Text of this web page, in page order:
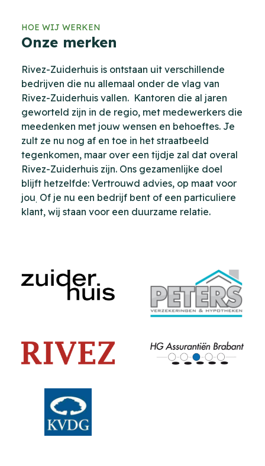
HOE WIJ WERKEN
Onze merken
Rivez-Zuiderhuis is ontstaan uit verschillende
bedrijven die nu allemaal onder de vlag van
Rivez-Zuiderhuis vallen. Kantoren die al jaren
geworteld zijn in de regio, met medewerkers die
meedenken met jouw wensen en behoeftes. Je
zult ze nu nog af en toe in het straatbeeld
tegenkomen, maar over een tijdje zal dat overal
Rivez-Zuiderhuis zijn. Ons gezamenlijke doel
blijft hetzelfde: Vertrouwd advies, op maat voor
jou. Of je nu een bedrijf bent of een particuliere
klant, wij staan voor een duurzame relatie.